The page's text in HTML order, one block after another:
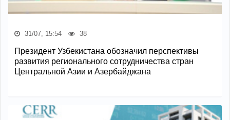
31/07, 15:54 38
Президент Узбекистана обозначил перспективы
развития регионального сотрудничества стран
Центральной Азии и Азербайджана